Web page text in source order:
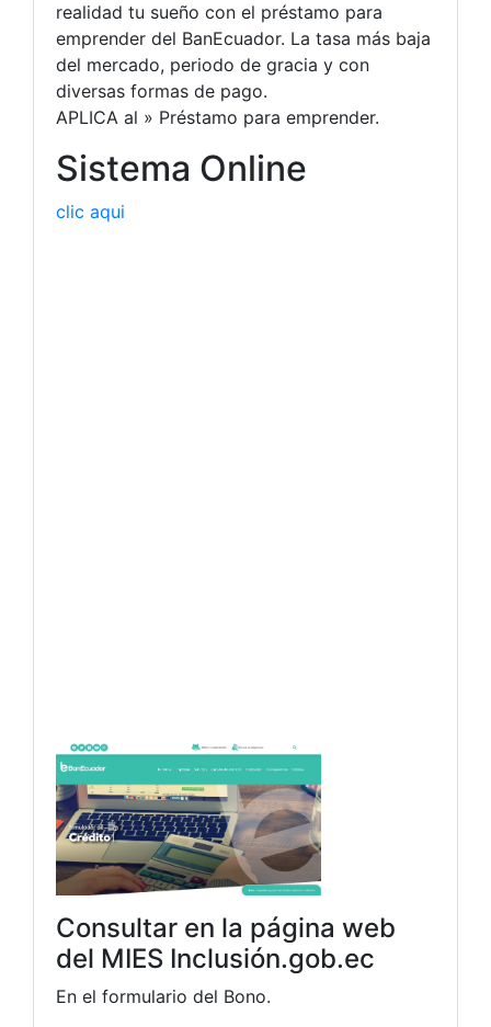
realidad tu sueño con el préstamo para
emprender del BanEcuador. La tasa más baja
del mercado, periodo de gracia y con
diversas formas de pago.
APLICA al » Préstamo para emprender.
Sistema Online
clic aqui
Consultar en la página web
del MIES Inclusión.gob.ec
En el formulario del Bono.